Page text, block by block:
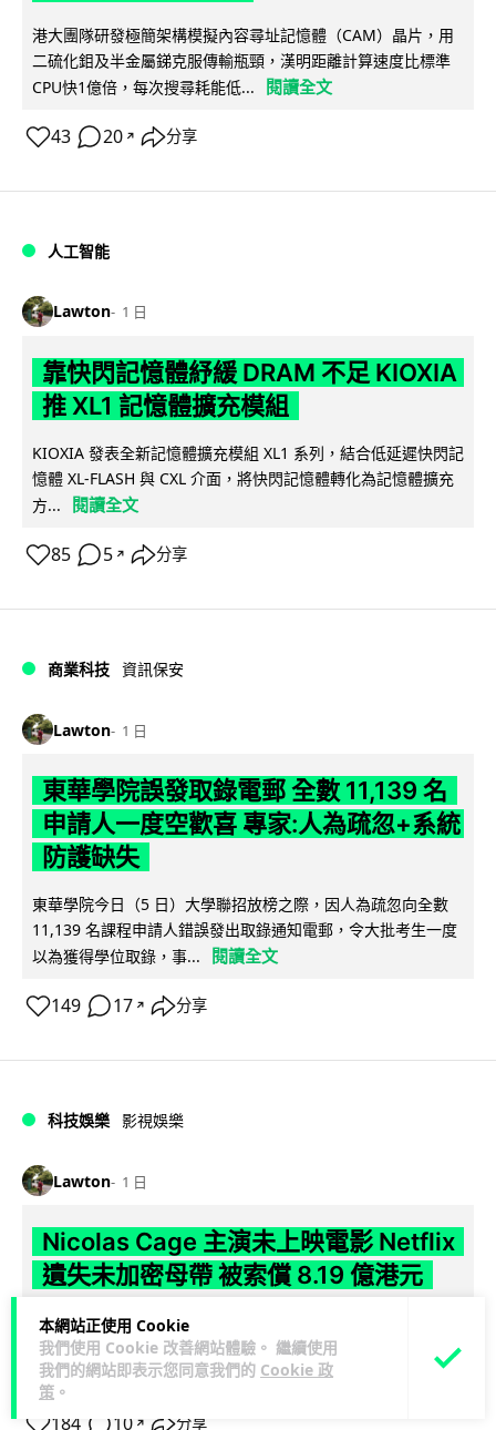
本網站正使用 Cookie
我們使用 Cookie 改善網站體驗。 繼續使用
我們的網站即表示您同意我們的 Cookie 政
策 。
港大團隊研發極簡架構模擬內容尋址記憶體（CAM）晶片，用
二硫化鉬及半金屬銻克服傳輸瓶頸，漢明距離計算速度比標準
CPU快1億倍，每次搜尋耗能低...
閱讀全文
43 20 ↗ 分享
人工智能
Lawton 1 日
靠快閃記憶體紓緩 DRAM 不足 KIOXIA
推 XL1 記憶體擴充模組
KIOXIA 發表全新記憶體擴充模組 XL1 系列，結合低延遲快閃記
憶體 XL-FLASH 與 CXL 介面，將快閃記憶體轉化為記憶體擴充
方...
閱讀全文
85 5 ↗ 分享
商業科技 資訊保安
Lawton 1 日
東華學院誤發取錄電郵 全數 11,139 名
申請人一度空歡喜 專家:人為疏忽+系統
防護缺失
東華學院今日（5 日）大學聯招放榜之際，因人為疏忽向全數
11,139 名課程申請人錯誤發出取錄通知電郵，令大批考生一度
以為獲得學位取錄，事...
閱讀全文
149 17 ↗ 分享
科技娛樂 影視娛樂
Lawton 1 日
Nicolas Cage 主演未上映電影 Netflix
遺失未加密母帶 被索償 8.19 億港元
【唔見未加密母帶咁大件事】Netflix 洛杉磯辦公室被竊，未上
映的 Nicolas Cage 電影《Fortitude》母帶亦告失蹤。電影...
閱讀全文
184 10 ↗ 分享